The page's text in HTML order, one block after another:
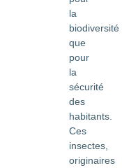
la
biodiversité
que
pour
la
sécurité
des
habitants.
Ces
insectes,
originaires